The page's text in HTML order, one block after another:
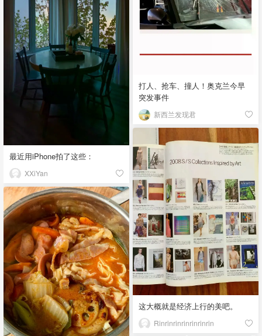
打人、抢车、撞人！奥克兰今早
突发事件
新西兰发现君
最近用iPhone拍了这些：
XXiYan
这大概就是经济上行的美吧。
Rinrinrinrinrinrinrin